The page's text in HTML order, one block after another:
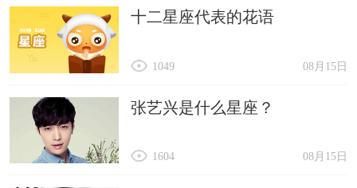
十二星座代表的花语
08月15日
1049
张艺兴是什么星座？
08月15日
1604